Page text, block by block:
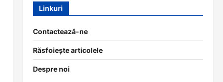
Linkuri
Contactează-ne
Răsfoiește articolele
Despre noi